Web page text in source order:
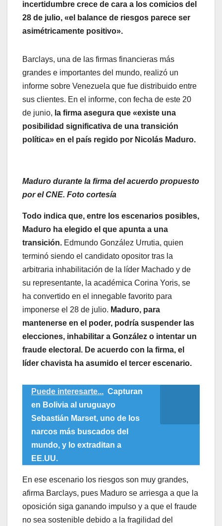
incertidumbre crece de cara a los comicios del
28 de julio, «el balance de riesgos parece ser
asimétricamente positivo».
Barclays, una de las firmas financieras más
grandes e importantes del mundo, realizó un
informe sobre Venezuela que fue distribuido entre
sus clientes. En el informe, con fecha de este 20
de junio, la firma asegura que «existe una
posibilidad significativa de una transición
política» en el país regido por Nicolás Maduro.
Maduro durante la firma del acuerdo propuesto
por el CNE. Foto cortesía
Todo indica que, entre los escenarios posibles,
Maduro ha elegido el que apunta a una
transición. Edmundo González Urrutia, quien
terminó siendo el candidato opositor tras la
arbitraria inhabilitación de la líder Machado y de
su representante, la académica Corina Yoris, se
ha convertido en el innegable favorito para
imponerse el 28 de julio. Maduro, para
mantenerse en el poder, podría suspender las
elecciones, inhabilitar a González o intentar un
fraude electoral. De acuerdo con la firma, el
líder chavista ha asumido el tercer escenario.
Puede interesarte... Capturan
en Bolivia al uruguayo
Sebastián Marset, uno de los
narcos más buscados del
mundo, y lo extraditan a
EE.UU.
En ese escenario los riesgos son muy grandes,
afirma Barclays, pues Maduro se arriesga a que la
oposición siga ganando impulso y a que el fraude
no sea sostenible debido a la fragilidad del